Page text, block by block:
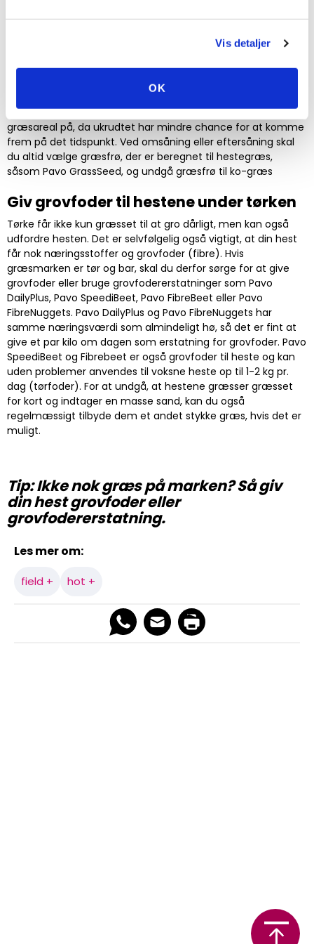
Vis detaljer
OK
giver en idé om, hvor godt græsset kan
(Kilde: Eurofins Agro)
græsarealet, er efteråret det bedste tidspunkt at forny et
græsareal på, da ukrudtet har mindre chance for at komme
frem på det tidspunkt. Ved omsåning eller eftersåning skal
du altid vælge græsfrø, der er beregnet til hestegræs,
såsom Pavo GrassSeed, og undgå græsfrø til ko-græs
Giv grovfoder til hestene under tørken
Tørke får ikke kun græsset til at gro dårligt, men kan også
udfordre hesten. Det er selvfølgelig også vigtigt, at din hest
får nok næringsstoffer og grovfoder (fibre). Hvis
græsmarken er tør og bar, skal du derfor sørge for at give
grovfoder eller bruge grovfodererstatninger som Pavo
DailyPlus, Pavo SpeediBeet, Pavo FibreBeet eller Pavo
FibreNuggets. Pavo DailyPlus og Pavo FibreNuggets har
samme næringsværdi som almindeligt hø, så det er fint at
give et par kilo om dagen som erstatning for grovfoder. Pavo
SpeediBeet og Fibrebeet er også grovfoder til heste og kan
uden problemer anvendes til voksne heste op til 1-2 kg pr.
dag (tørfoder). For at undgå, at hestene græsser græsset
for kort og indtager en masse sand, kan du også
regelmæssigt tilbyde dem et andet stykke græs, hvis det er
muligt.
Tip: Ikke nok græs på marken? Så giv
din hest grovfoder eller
grovfodererstatning.
Les mer om:
field + hot +